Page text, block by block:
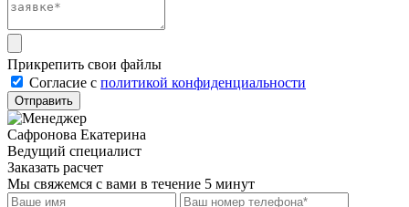
Прикрепить свои файлы
Cогласие с политикой конфиденциальности
Отправить
Сафронова Екатерина
Ведущий специалист
Заказать расчет
Мы свяжемся с вами в течение 5 минут